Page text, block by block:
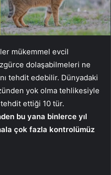
mükemmel evcil
dolaşabilmeleri ne
tehdit edebilir. Dünyadaki
yok olma tehlikesiyle
tehdit ettiği 10 tür.
bu yana binlerce yıl
çok fazla kontrolümüz